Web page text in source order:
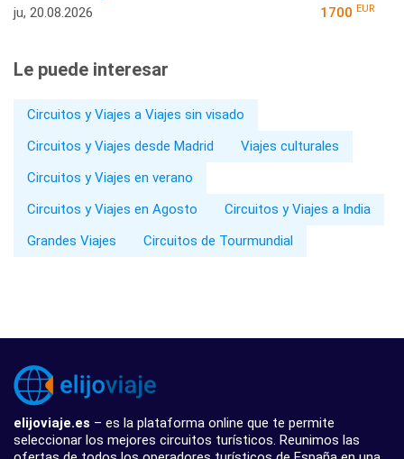
ju, 20.08.2026 1700 EUR
Le puede interesar
Circuitos y Viajes a Viajes sin visado
Circuitos y Viajes desde Madrid
Viajes culturales
Circuitos y Viajes en verano
Circuitos y Viajes en Agosto
Circuitos y Viajes a India
Grandes Viajes
Circuitos de Tourmundial
elijoviaje.es – es la plataforma online que te permite
seleccionar los mejores circuitos turísticos. Reunimos las